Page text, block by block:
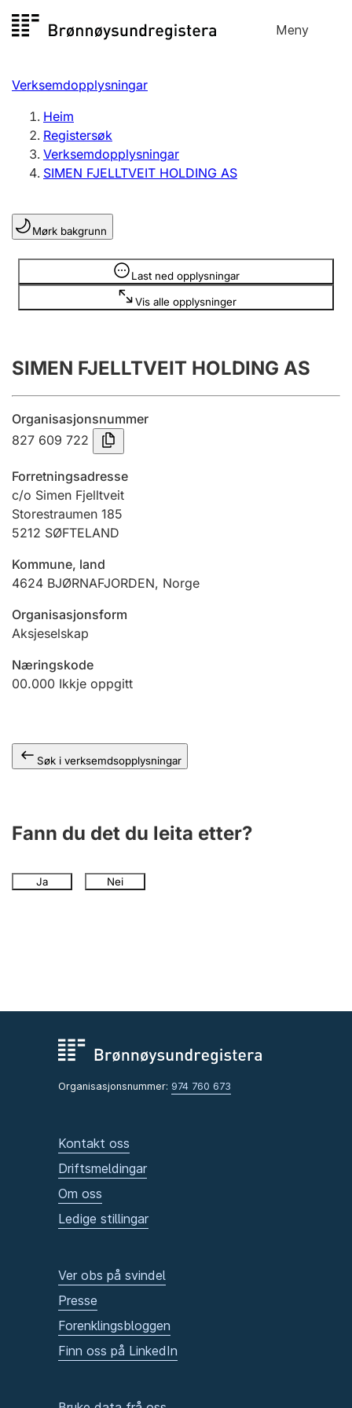
til
Meny
Registersøk
Aksjeselskap
Enkeltpersonføretak
Registrere, endre, slette
Lag og foreining
Registrere, endre, slette
Årsrekneskap
Innsending og forseinkingsgebyr
Jeger
Betaling og jegeravgiftskort
Verksemdopplysningar
Heim
Registersøk
Verksemdopplysningar
SIMEN FJELLTVEIT HOLDING AS
Mørk bakgrunn
Last ned opplysningar
Vis alle opplysninger
Opplysninger er skjult
SIMEN FJELLTVEIT HOLDING AS
Organisasjonsnummer
827 609 722
Forretningsadresse
c/o Simen Fjelltveit
Storestraumen 185
5212 SØFTELAND
Kommune, land
4624 BJØRNAFJORDEN, Norge
Organisasjonsform
Aksjeselskap
Næringskode
00.000 Ikkje oppgitt
Søk i verksemdsopplysningar
Fann du det du leita etter?
Ja Nei
Organisasjonsnummer: 974 760 673
Kontakt oss
Driftsmeldingar
Om oss
Ledige stillingar
Ver obs på svindel
Presse
Forenklingsbloggen
Finn oss på LinkedIn